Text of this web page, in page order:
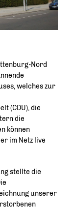
Nord
welches zur
(CDU), die
die
können
im Netz live
stellte die
unserer